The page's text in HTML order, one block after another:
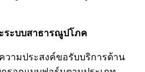
ระบบสาธารณูปโภค
วามประสงค์ขอรับบริการด้าน